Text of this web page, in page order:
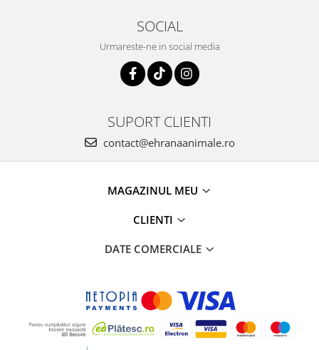
SOCIAL
Urmareste-ne in social media
SUPORT CLIENTI
contact@ehranaanimale.ro
MAGAZINUL MEU
CLIENTI
DATE COMERCIALE